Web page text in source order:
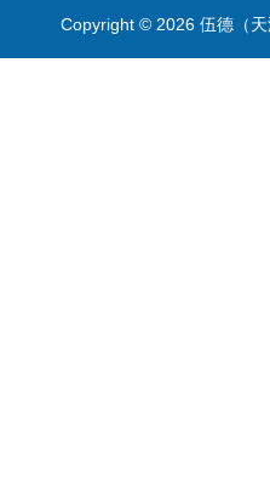
Copyright © 2026 伍德（